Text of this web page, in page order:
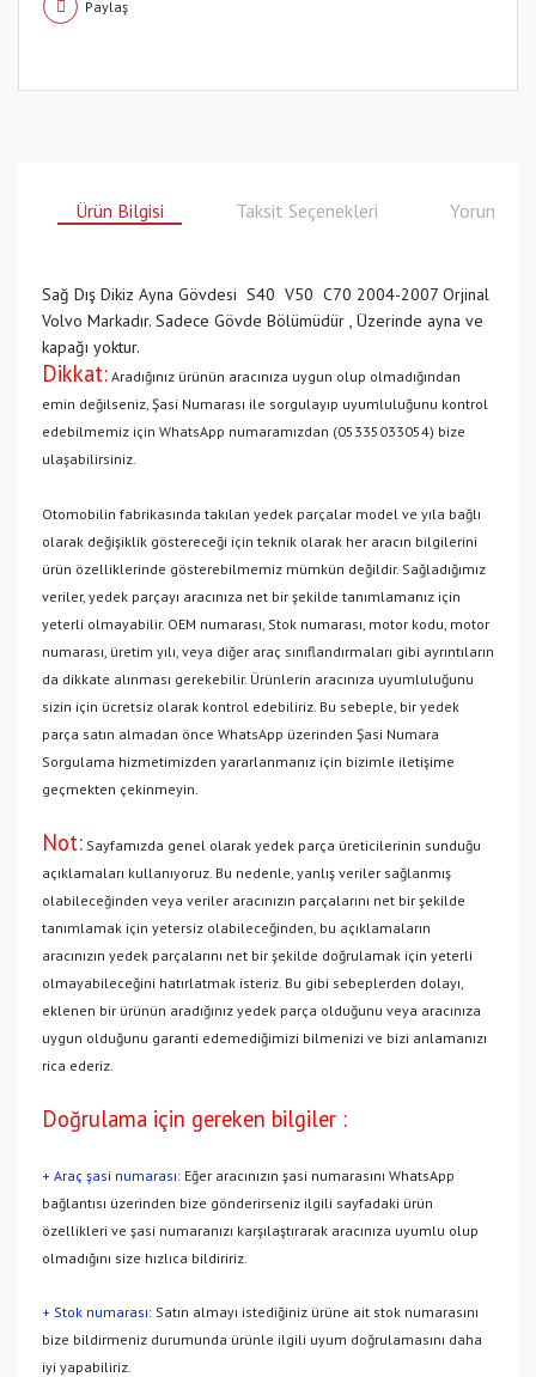
Paylaş
Ürün Bilgisi Taksit Seçenekleri Yorumlar
Sağ Dış Dikiz Ayna Gövdesi S40 V50 C70 2004-2007 Orjinal
Volvo Markadır. Sadece Gövde Bölümüdür , Üzerinde ayna ve
kapağı yoktur.
Dikkat: Aradığınız ürünün aracınıza uygun olup olmadığından
emin değilseniz, Şasi Numarası ile sorgulayıp uyumluluğunu kontrol
edebilmemiz için WhatsApp numaramızdan (05335033054) bize
ulaşabilirsiniz.
Otomobilin fabrikasında takılan yedek parçalar model ve yıla bağlı
olarak değişiklik göstereceği için teknik olarak her aracın bilgilerini
ürün özelliklerinde gösterebilmemiz mümkün değildir. Sağladığımız
veriler, yedek parçayı aracınıza net bir şekilde tanımlamanız için
yeterli olmayabilir. OEM numarası, Stok numarası, motor kodu, motor
numarası, üretim yılı, veya diğer araç sınıflandırmaları gibi ayrıntıların
da dikkate alınması gerekebilir. Ürünlerin aracınıza uyumluluğunu
sizin için ücretsiz olarak kontrol edebiliriz. Bu sebeple, bir yedek
parça satın almadan önce WhatsApp üzerinden Şasi Numara
Sorgulama hizmetimizden yararlanmanız için bizimle iletişime
geçmekten çekinmeyin.
Not: Sayfamızda genel olarak yedek parça üreticilerinin sunduğu
açıklamaları kullanıyoruz. Bu nedenle, yanlış veriler sağlanmış
olabileceğinden veya veriler aracınızın parçalarını net bir şekilde
tanımlamak için yetersiz olabileceğinden, bu açıklamaların
aracınızın yedek parçalarını net bir şekilde doğrulamak için yeterli
olmayabileceğini hatırlatmak isteriz. Bu gibi sebeplerden dolayı,
eklenen bir ürünün aradığınız yedek parça olduğunu veya aracınıza
uygun olduğunu garanti edemediğimizi bilmenizi ve bizi anlamanızı
rica ederiz.
Doğrulama için gereken bilgiler :
+ Araç şasi numarası: Eğer aracınızın şasi numarasını WhatsApp
bağlantısı üzerinden bize gönderirseniz ilgili sayfadaki ürün
özellikleri ve şasi numaranızı karşılaştırarak aracınıza uyumlu olup
olmadığını size hızlıca bildiririz.
+ Stok numarası: Satın almayı istediğiniz ürüne ait stok numarasını
bize bildirmeniz durumunda ürünle ilgili uyum doğrulamasını daha
iyi yapabiliriz.